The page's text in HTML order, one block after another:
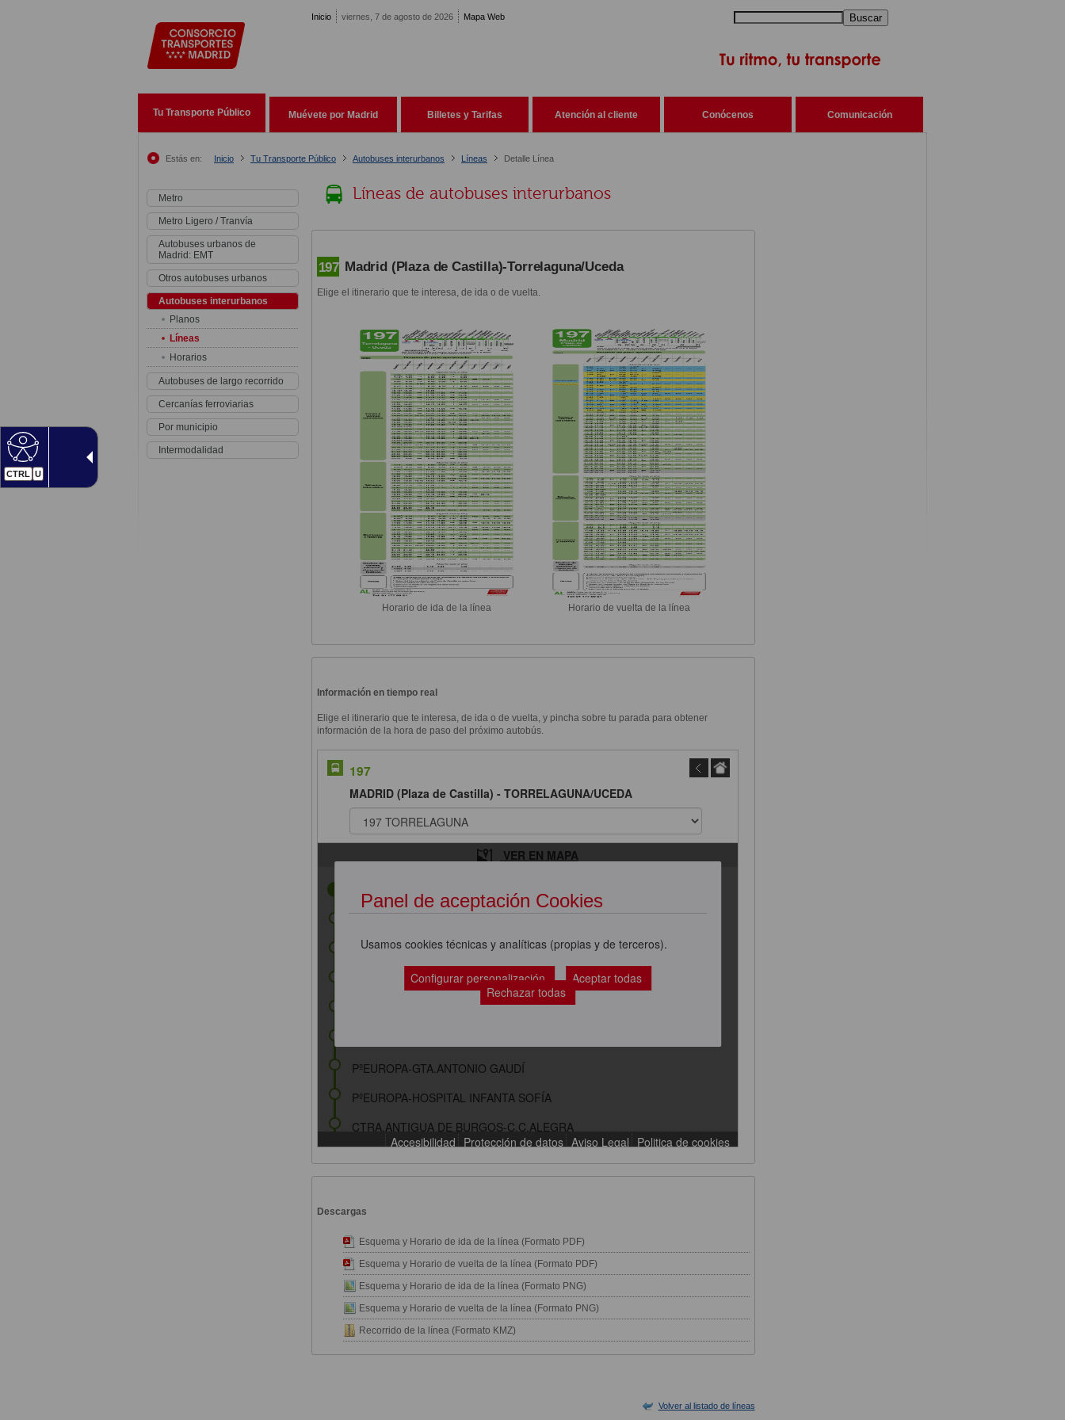
CTRL U
Inicio viernes, 7 de agosto de 2026 Mapa Web Buscar
Tu Transporte Público Muévete por Madrid Billetes y Tarifas Atención al cliente Conócenos Comunicación
Estás en: Inicio Tu Transporte Público Autobuses interurbanos Líneas Detalle Línea
Metro
Metro Ligero / Tranvía
Autobuses urbanos de
Madrid: EMT
Otros autobuses urbanos
Autobuses interurbanos
Planos
Líneas
Horarios
Autobuses de largo recorrido
Cercanías ferroviarias
Por municipio
Intermodalidad
Líneas de autobuses interurbanos
197 Madrid (Plaza de Castilla)-Torrelaguna/Uceda
Elige el itinerario que te interesa, de ida o de vuelta.
Horario de ida de la línea Horario de vuelta de la línea
Información en tiempo real
Elige el itinerario que te interesa, de ida o de vuelta, y pincha sobre tu parada para obtener
información de la hora de paso del próximo autobús.
Descargas
Esquema y Horario de ida de la línea (Formato PDF)
Esquema y Horario de vuelta de la línea (Formato PDF)
Esquema y Horario de ida de la línea (Formato PNG)
Esquema y Horario de vuelta de la línea (Formato PNG)
Recorrido de la línea (Formato KMZ)
Volver al listado de líneas